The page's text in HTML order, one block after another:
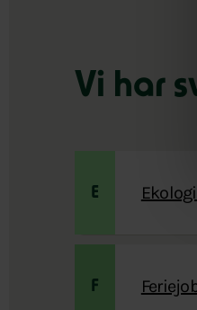
Vi har
E
F